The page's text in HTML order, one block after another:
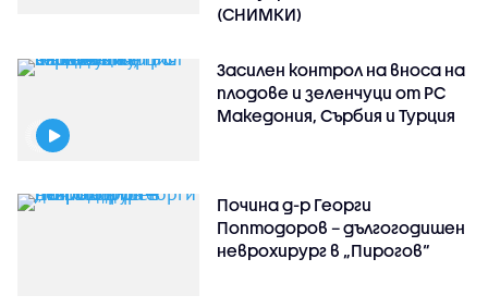
(СНИМКИ)
Засилен контрол на вноса на
плодове и зеленчуци от РС
Македония, Сърбия и Турция
Почина д-р Георги
Поптодоров – дългогодишен
неврохирург в „Пирогов“